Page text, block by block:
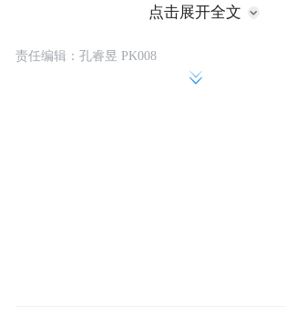
点击展开全文
责任编辑：孔睿昱 PK008